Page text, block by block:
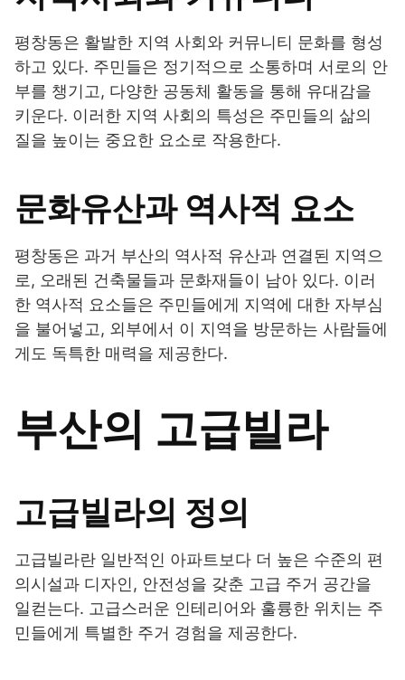
평창동은 활발한 지역 사회와 커뮤니티 문화를 형성
하고 있다. 주민들은 정기적으로 소통하며 서로의 안
부를 챙기고, 다양한 공동체 활동을 통해 유대감을
키운다. 이러한 지역 사회의 특성은 주민들의 삶의
질을 높이는 중요한 요소로 작용한다.
문화유산과 역사적 요소
평창동은 과거 부산의 역사적 유산과 연결된 지역으
로, 오래된 건축물들과 문화재들이 남아 있다. 이러
한 역사적 요소들은 주민들에게 지역에 대한 자부심
을 불어넣고, 외부에서 이 지역을 방문하는 사람들에
게도 독특한 매력을 제공한다.
부산의 고급빌라
고급빌라의 정의
고급빌라란 일반적인 아파트보다 더 높은 수준의 편
의시설과 디자인, 안전성을 갖춘 고급 주거 공간을
일컫는다. 고급스러운 인테리어와 훌륭한 위치는 주
민들에게 특별한 주거 경험을 제공한다.